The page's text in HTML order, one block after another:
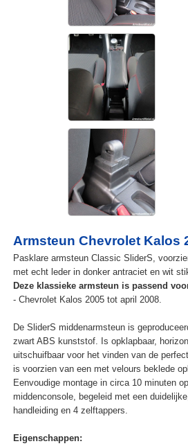
Armsteun Chevrolet Kalos
Pasklare armsteun Classic SliderS,
met echt leder in donker antraciet en wit
Deze klassieke armsteun is passend
- Chevrolet Kalos 2005 tot april 2008.
De SliderS middenarmsteun is
zwart ABS kunststof. Is opklapbaar,
uitschuifbaar voor het vinden van de
is voorzien van een met velours beklede
Eenvoudige montage in circa 10 minuten
middenconsole, begeleid met een
handleiding en 4 zelftappers.
Eigenschappen: